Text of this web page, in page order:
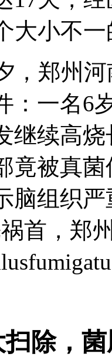
大小不
，郑州
：一名6
继续高烧
竟被真菌
脑组织
首，郑
除，